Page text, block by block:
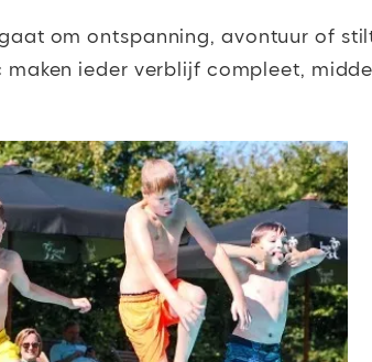
om ontspanning, avontuur of
maken ieder verblijf compleet,